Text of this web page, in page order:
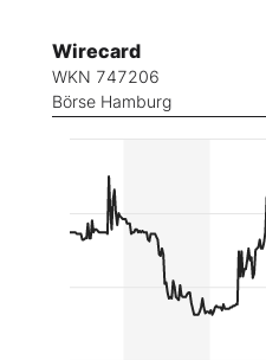
Wirecard
WKN 747206
Börse Hamburg